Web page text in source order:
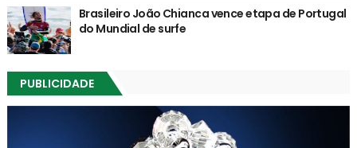
Brasileiro João Chianca vence etapa de Portugal
do Mundial de surfe
PUBLICIDADE